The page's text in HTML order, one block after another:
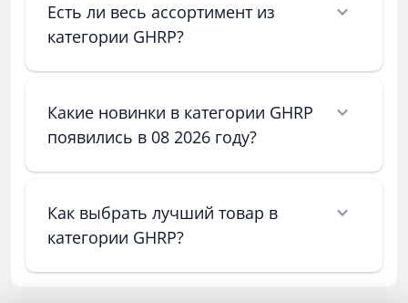
Есть ли весь ассортимент из
категории GHRP?
Какие новинки в категории GHRP
появились в 08 2026 году?
Как выбрать лучший товар в
категории GHRP?